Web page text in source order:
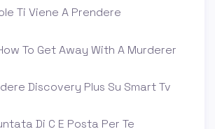
Ti Viene A Prendere
To Get Away With A Murderer
Discovery Plus Su Smart Tv
Di C E Posta Per Te